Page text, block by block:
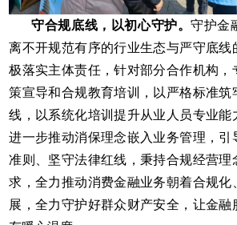
守合规底线，以初心守护。守护金
离不开规范有序的行业生态与严守底线
极落实主体责任，针对部分合作机构，
策宣导和合规教育培训，以严格标准筑
线，以系统化培训提升从业人员专业能
进一步推动消保理念嵌入业务管理，引
准则、坚守法律红线，秉持合规经营理
求，全力推动消费金融业务朝着合规化
展，全力守护好群众财产安全，让金融